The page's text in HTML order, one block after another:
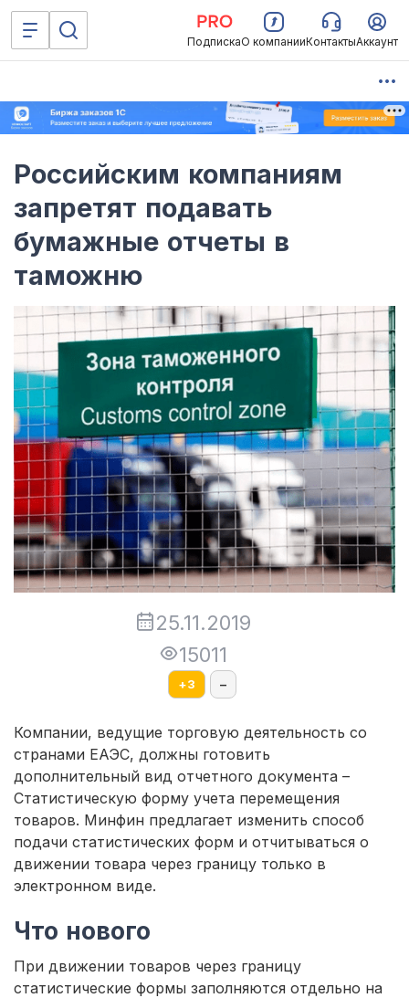
ПодпискаО компанииКонтактыАккаунт
Российским компаниям
запретят подавать
бумажные отчеты в
таможню
25.11.2019
15011
+3 –
Компании, ведущие торговую деятельность со
странами ЕАЭС, должны готовить
дополнительный вид отчетного документа –
Статистическую форму учета перемещения
товаров. Минфин предлагает изменить способ
подачи статистических форм и отчитываться о
движении товара через границу только в
электронном виде.
Что нового
При движении товаров через границу
статистические формы заполняются отдельно на